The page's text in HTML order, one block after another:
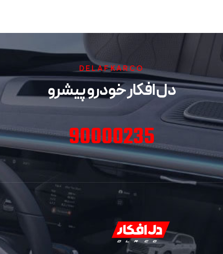
DELAFKARCO
دل افکار خودرو پیشرو
90000235